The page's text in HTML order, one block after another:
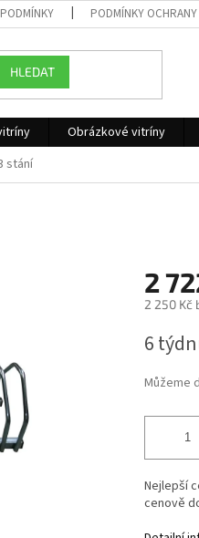
PODMÍNKY OCHRANY
HLEDAT
Obrázkové vitríny
stání
2
2 250 Kč
cena:
6
Můžeme
Nejlepší
cenově